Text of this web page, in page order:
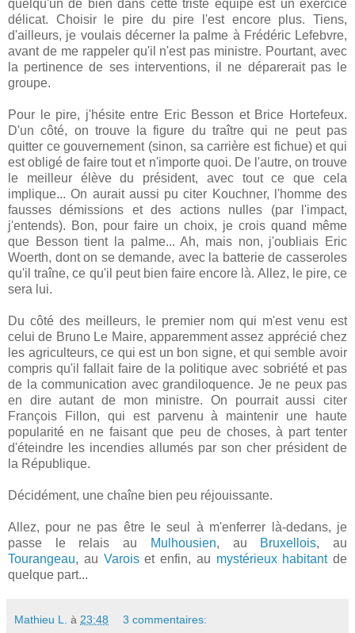
quelqu'un de bien dans cette triste équipe est un exercice
délicat. Choisir le pire du pire l'est encore plus. Tiens,
d'ailleurs, je voulais décerner la palme à Frédéric Lefebvre,
avant de me rappeler qu'il n'est pas ministre. Pourtant, avec
la pertinence de ses interventions, il ne déparerait pas le
groupe.
Pour le pire, j'hésite entre Eric Besson et Brice Hortefeux.
D'un côté, on trouve la figure du traître qui ne peut pas
quitter ce gouvernement (sinon, sa carrière est fichue) et qui
est obligé de faire tout et n'importe quoi. De l'autre, on trouve
le meilleur élève du président, avec tout ce que cela
implique... On aurait aussi pu citer Kouchner, l'homme des
fausses démissions et des actions nulles (par l'impact,
j'entends). Bon, pour faire un choix, je crois quand même
que Besson tient la palme... Ah, mais non, j'oubliais Eric
Woerth, dont on se demande, avec la batterie de casseroles
qu'il traîne, ce qu'il peut bien faire encore là. Allez, le pire, ce
sera lui.
Du côté des meilleurs, le premier nom qui m'est venu est
celui de Bruno Le Maire, apparemment assez apprécié chez
les agriculteurs, ce qui est un bon signe, et qui semble avoir
compris qu'il fallait faire de la politique avec sobriété et pas
de la communication avec grandiloquence. Je ne peux pas
en dire autant de mon ministre. On pourrait aussi citer
François Fillon, qui est parvenu à maintenir une haute
popularité en ne faisant que peu de choses, à part tenter
d'éteindre les incendies allumés par son cher président de
la République.
Décidément, une chaîne bien peu réjouissante.
Allez, pour ne pas être le seul à m'enferrer là-dedans, je
passe le relais au
Mulhousien, au Bruxellois, au
Tourangeau, au Varoiset enfin, au mystérieux habitantde
quelque part...
Mathieu L. à 23:48 3 commentaires: